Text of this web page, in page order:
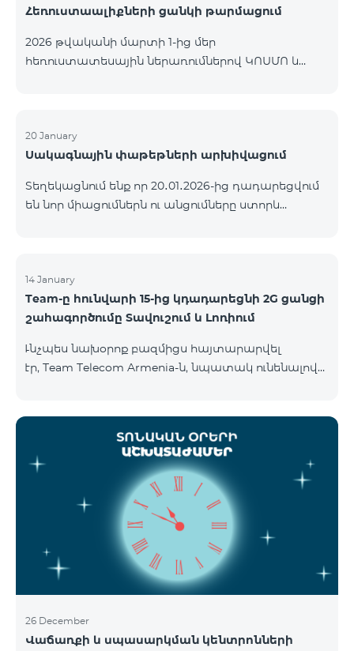
Հեռուստաալիքների ցանկի թարմացում
2026 թվականի մարտի 1-ից մեր
հեռուստատեսային ներառումներով ԿՈՍՄՈ և
մուլտիպլեքս հեռուստաալիքները հասանելի
կլինեն միայն այն մարզերում, որտեղ դրանց
մարմինների պահանջների։ Այս փոփոխությունը
իրականացվում է հեռուստատեսային հարթակի
ցանկը ըստ մարզեր
20 January
Սակագնային փաթեթների արխիվացում
Տեղեկացնում ենք որ 20․01․2026-ից դադարեցվում
են նոր միացումներն ու անցումները ստորև
14 January
Team-ը հունվարի 15-ից կդադարեցնի 2G ցանցի
շահագործումը Տավուշում և Լոռիում
Ւնչպես նախօրոք բազմիցս հայտարարվել
էր, Team Telecom Armenia-ն, նպատակ ունենալով
կունենա փուլային տարբերակով: Առաջին փուլով
ցանցը կանջատվի Տավուշի և Լոռու մարզերում՝
2026թ.-ի հունվարի 15-ից: Ծառայությունների
անխափան հասանելությունն ապահովելու
նպատակով շարունակում է գործել հատուկ
առաջարկ, որը հնարավորություն է ընձեռում ձեռք
բերել նոր տեխնոլոգիաներով աշխատող բջջային
հեռախոսնե
26 December
Վաճառքի և սպասարկման կենտրոնների